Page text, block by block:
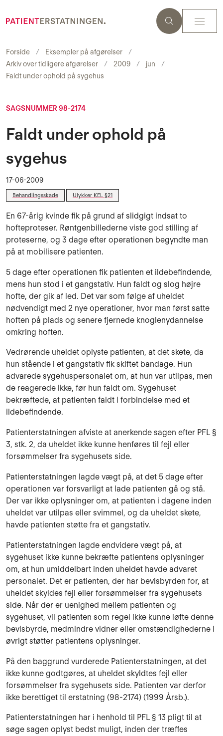
Forside
Eksempler på afgørelser
Arkiv over tidligere afgørelser
2009
jun
Faldt under ophold på sygehus
SAGSNUMMER 98-2174
Faldt under ophold på
sygehus
17-06-2009
Behandlingsskade Ulykker KEL §21
En 67-årig kvinde fik på grund af slidgigt indsat to
hofteproteser. Røntgenbillederne viste god stilling af
proteserne, og 3 dage efter operationen be­gyndte man
på at mobili­sere patien­ten.
5 dage efter operationen fik patienten et ildebefindende,
mens hun stod i et gangstativ. Hun faldt og slog højre
hofte, der gik af led. Det var som følge af uheldet
nødvendigt med 2 nye operationer, hvor man først satte
hoften på plads og senere fjernede knogleny­dannelse
om­kring hoften.
Vedrørende uheldet oplyste patienten, at det skete, da
hun stående i et gangstativ fik skiftet bandage. Hun
advarede sygehuspersonalet om, at hun var utilpas, men
de reage­rede ikke, før hun faldt om. Sygehuset
bekræftede, at patienten faldt i for­bindelse med et
ildebefindende.
Patienterstatningen afviste at anerkende sagen efter PFL §
3, stk. 2, da uheldet ikke kunne henføres til fejl eller
forsømmelser fra sygehusets side.
Patienterstatningen lagde vægt på, at det 5 dage efter
operationen var forsvarligt at lade pa­ti­enten gå og stå.
Der var ikke oplysninger om, at patienten i dagene inden
uheldet var util­pas eller svimmel, og da uheldet skete,
havde patienten støtte fra et gangstativ.
Patienterstatningen lagde endvidere vægt på, at
sygehuset ikke kunne bekræfte patien­tens oplysninger
om, at hun umiddelbart inden uheldet havde advaret
personalet. Det er patien­ten, der har bevisbyrden for, at
uheldet skyldes fejl eller forsømmelser fra sygehu­sets
side. Når der er uenighed mellem patienten og
sygehuset, vil patienten som regel ikke kunne løfte denne
bevisbyrde, medmindre vidner eller omstændighederne i
øvrigt støtter patientens oplysninger.
På den baggrund vurderede Patienterstatningen, at det
ikke kunne godtgøres, at uheldet skyldtes fejl eller
forsømmelser fra sygehusets side. Patienten var derfor
ikke beretti­get til erstatning (98-2174) (1999 Årsb.).
Patienterstatningen har i henhold til PFL § 13 pligt til at
søge sagen oplyst bedst mu­ligt, in­den der træffes